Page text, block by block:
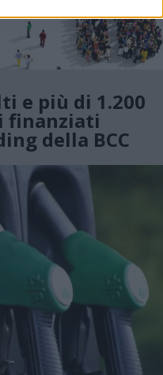
e più di 1.200
finanziati
della BCC